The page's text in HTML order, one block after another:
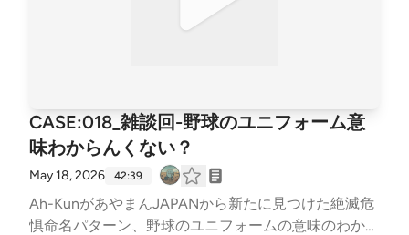
CASE:018_雑談回-野球のユニフォーム意
味わからんくない？
May 18, 2026 42:39
Ah-KunがあやまんJAPANから新たに見つけた絶滅危
惧命名パターン、野球のユニフォームの意味のわから